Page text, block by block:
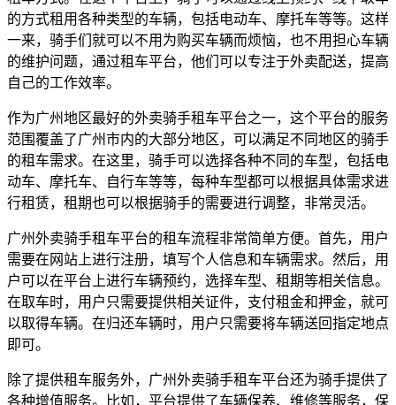
的方式租用各种类型的车辆，包括电动车、摩托车等等。这样
一来，骑手们就可以不用为购买车辆而烦恼，也不用担心车辆
的维护问题，通过租车平台，他们可以专注于外卖配送，提高
自己的工作效率。
作为广州地区最好的外卖骑手租车平台之一，这个平台的服务
范围覆盖了广州市内的大部分地区，可以满足不同地区的骑手
的租车需求。在这里，骑手可以选择各种不同的车型，包括电
动车、摩托车、自行车等等，每种车型都可以根据具体需求进
行租赁，租期也可以根据骑手的需要进行调整，非常灵活。
广州外卖骑手租车平台的租车流程非常简单方便。首先，用户
需要在网站上进行注册，填写个人信息和车辆需求。然后，用
户可以在平台上进行车辆预约，选择车型、租期等相关信息。
在取车时，用户只需要提供相关证件，支付租金和押金，就可
以取得车辆。在归还车辆时，用户只需要将车辆送回指定地点
即可。
除了提供租车服务外，广州外卖骑手租车平台还为骑手提供了
各种增值服务。比如，平台提供了车辆保养、维修等服务，保